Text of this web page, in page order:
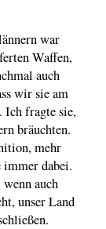
war
Waffen,
auch
wir sie am
Ich fragte sie,
bräuchten.
mehr
immer dabei.
auch
unser Land